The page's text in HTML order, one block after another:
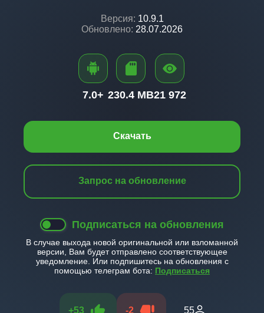
Версия: 10.9.1
Обновлено: 28.07.2026
Скачать
Запрос на обновление
Подписаться на обновления
В случае выхода новой оригинальной или взломанной
версии, Вам будет отправлено соответствующее
уведомление. Или подпишитесь на обновления с
помощью телеграм бота: Подписаться
+53 -2 55
7.0+ 230.4 MB21 972